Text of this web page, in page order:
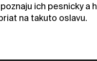
ich pesnicky a
na takuto oslavu.